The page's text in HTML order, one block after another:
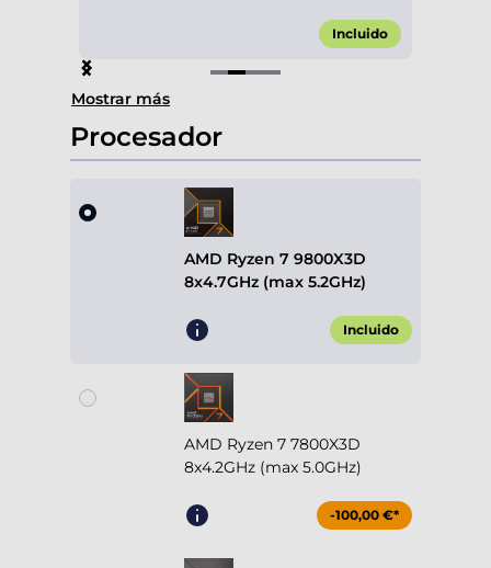
Incluido
Item
2
of
4
Mostrar más
Procesador
AMD Ryzen 7 9800X3D
8x4.7GHz (max 5.2GHz)
Incluido
AMD Ryzen 7 7800X3D
8x4.2GHz (max 5.0GHz)
-100,00 €*